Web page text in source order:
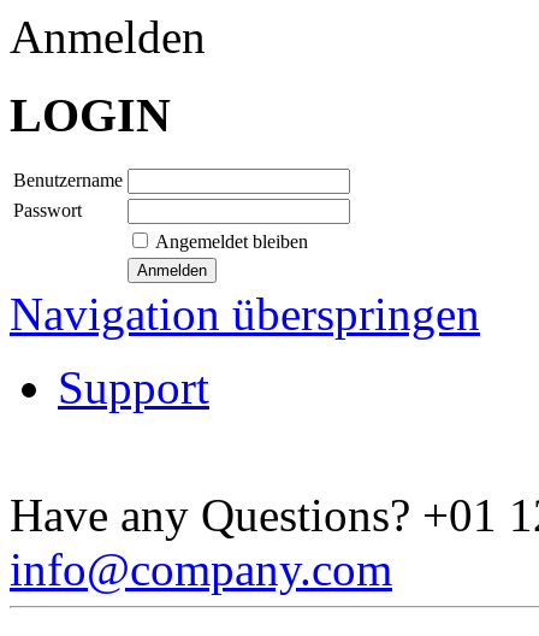
Anmelden
LOGIN
Benutzername
Passwort
Angemeldet bleiben
Navigation überspringen
Support
Have any Questions? +01
info@company.com